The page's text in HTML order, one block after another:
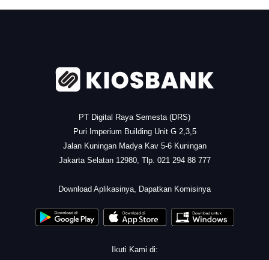
PT Digital Raya Semesta (DRS)
Puri Imperium Building Unit G 2,3,5
Jalan Kuningan Madya Kav 5-6 Kuningan
Jakarta Selatan 12980, Tlp. 021 294 88 777
Download Aplikasinya, Dapatkan Komisinya
Ikuti Kami di: